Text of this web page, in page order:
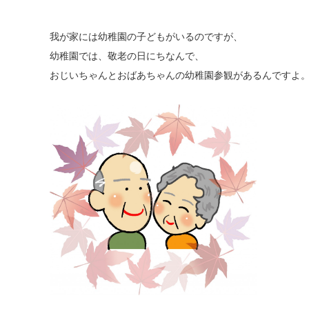
我が家には幼稚園の子どもがいるのですが、
幼稚園では、敬老の日にちなんで、
おじいちゃんとおばあちゃんの幼稚園参観があるんですよ